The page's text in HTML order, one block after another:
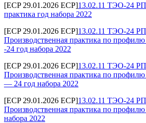
[ECP 29.01.2026 ECP]13.02.11 ТЭО-24
практика год набора 2022
[ECP 29.01.2026 ECP]13.02.11 ТЭО-24
Производственная практика по
-24 год набора 2022
[ECP 29.01.2026 ECP]13.02.11 ТЭО-24
Производственная практика по
— 24 год набора 2022
[ECP 29.01.2026 ECP]13.02.11 ТЭО-24
Производственная практика по профилю
набора 2022